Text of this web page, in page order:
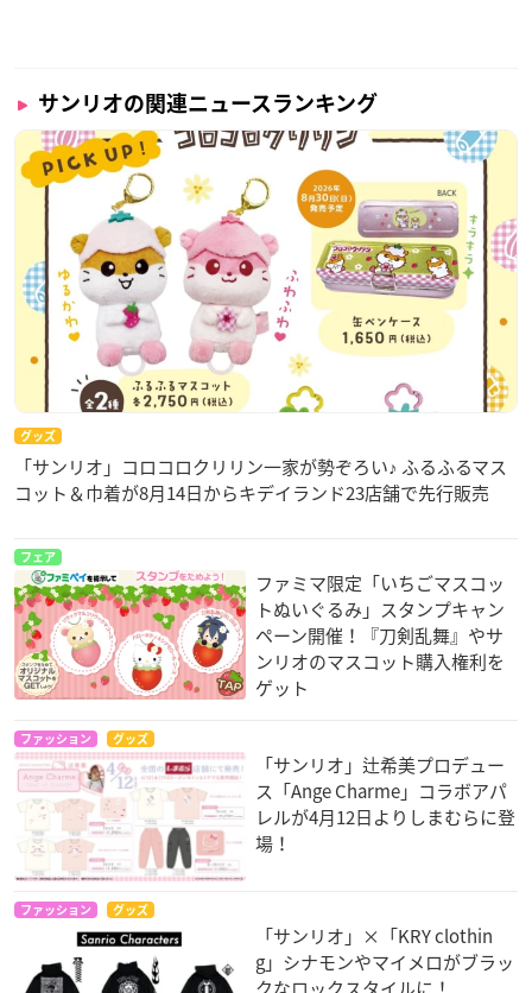
サンリオの関連ニュースランキング
グッズ
「サンリオ」コロコロクリリン一家が勢ぞろい♪ ふるふるマス
コット＆巾着が8月14日からキデイランド23店舗で先行販売
フェア
ファミマ限定「いちごマスコッ
トぬいぐるみ」スタンプキャン
ペーン開催！『刀剣乱舞』やサ
ンリオのマスコット購入権利を
ゲット
ファッション グッズ
「サンリオ」辻希美プロデュー
ス「Ange Charme」コラボアパ
レルが4月12日よりしまむらに登
場！
ファッション グッズ
「サンリオ」×「KRY clothin
g」シナモンやマイメロがブラッ